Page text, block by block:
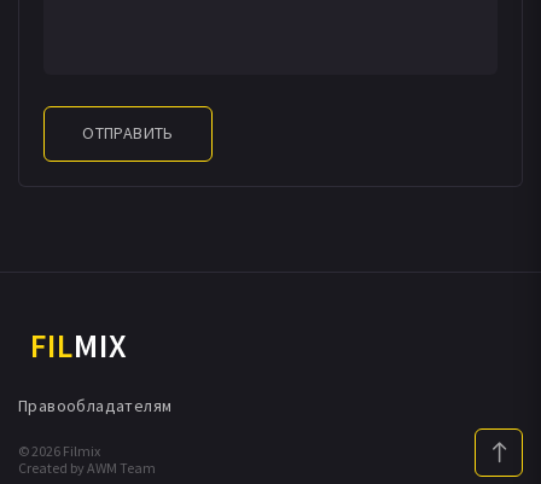
ОТПРАВИТЬ
FILMIX
© 2026 Filmix
Created by AWM Team
Правообладателям